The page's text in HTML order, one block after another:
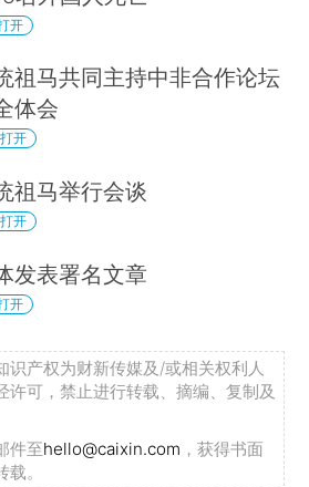
开
祖马共同主持中非合作论坛
体会
开
祖马举行会谈
开
发表署名文章
开
识产权为财新传媒及/或相关权利人
许可，禁止进行转载、摘编、复制及
件至hello@caixin.com ，获得书面
。